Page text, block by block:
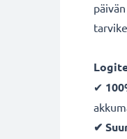
✔
✔